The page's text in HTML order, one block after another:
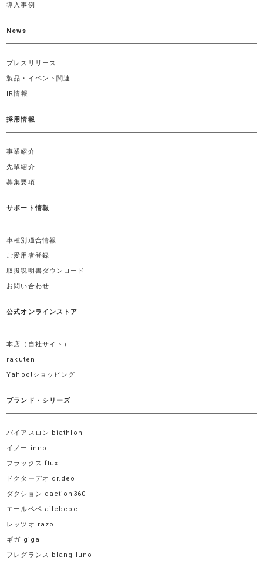
導入事例
News
プレスリリース
製品・イベント関連
IR情報
採用情報
事業紹介
先輩紹介
募集要項
サポート情報
車種別適合情報
ご愛用者登録
取扱説明書ダウンロード
お問い合わせ
公式オンラインストア
本店（自社サイト）
rakuten
Yahoo!ショッピング
ブランド・シリーズ
バイアスロン biathlon
イノー inno
フラックス flux
ドクターデオ dr.deo
ダクション daction360
エールベベ ailebebe
レッツオ razo
ギガ giga
フレグランス blang luno